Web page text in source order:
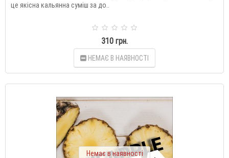
це якісна кальянна суміш за до..
310 грн.
НЕМАЄ В НАЯВНОСТІ
Немає в наявності